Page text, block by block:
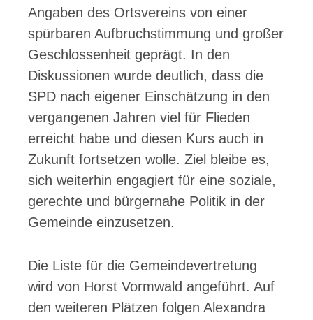
Angaben des Ortsvereins von einer
spürbaren Aufbruchstimmung und großer
Geschlossenheit geprägt. In den
Diskussionen wurde deutlich, dass die
SPD nach eigener Einschätzung in den
vergangenen Jahren viel für Flieden
erreicht habe und diesen Kurs auch in
Zukunft fortsetzen wolle. Ziel bleibe es,
sich weiterhin engagiert für eine soziale,
gerechte und bürgernahe Politik in der
Gemeinde einzusetzen.
Die Liste für die Gemeindevertretung
wird von Horst Vormwald angeführt. Auf
den weiteren Plätzen folgen Alexandra